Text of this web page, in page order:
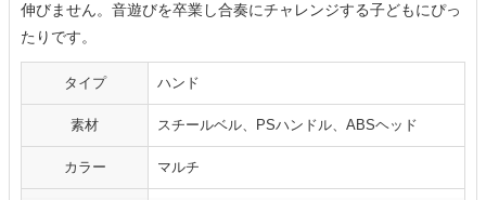
伸びません。音遊びを卒業し合奏にチャレンジする子どもにぴっ
たりです。
タイプ ハンド
素材 スチールベル、PSハンドル、ABSヘッド
カラー マルチ